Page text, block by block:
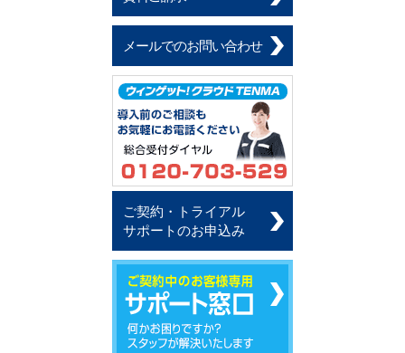
メールでのお問い合わせ
ご契約・トライアル
サポートのお申込み